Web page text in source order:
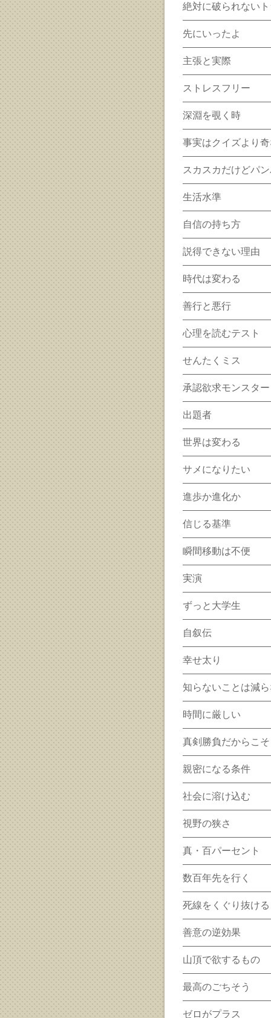
絶対に破られない
先にいったよ
主張と実際
ストレスフリー
深淵を覗く時
事実はクイズより
スカスカだけどパ
生活水準
自信の持ち方
説得できない理由
時代は変わる
善行と悪行
心理を読むテスト
せんたくミス
承認欲求モンスター
出題者
世界は変わる
サメになりたい
進歩か進化か
信じる基準
瞬間移動は不便
実演
ずっと大学生
自叙伝
幸せ太り
知らないことは減
時間に厳しい
真剣勝負だからこそ
親密になる条件
社会に溶け込む
視野の狭さ
真・百パーセント
数百年先を行く
死線をくぐり抜ける
善意の逆効果
山頂で欲するもの
最高のごちそう
ゼロがプラス